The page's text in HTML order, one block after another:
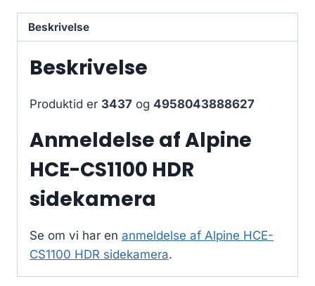
Beskrivelse
Beskrivelse
Produktid er 3437 og 4958043888627
Anmeldelse af Alpine
HCE-CS1100 HDR
sidekamera
Se om vi har en anmeldelse af Alpine HCE-
CS1100 HDR sidekamera.